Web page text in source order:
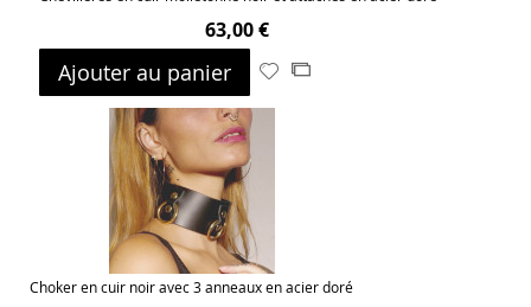
63,00 €
Ajouter au panier
AjouterAjouter
Choker en cuir noir avec 3 anneaux en acier doré